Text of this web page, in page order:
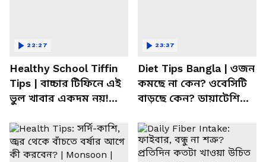
Healthy School Tiffin
Tips | বাচ্চার টিফিনে এই
ভুল খাবার একদম নয়!
22:27
Diet Tips Bangla | ওজন
কমছে না কেন? ওবেসিটি
বাড়ছে কেন? ডায়াটেশিয়ান
23:37